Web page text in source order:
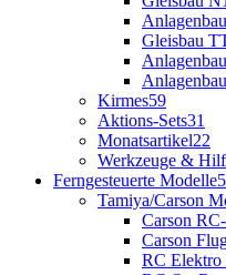
Gleisbau
Kirmes59
Aktions-Sets31
Monatsartikel22
Werkzeuge &
Ferngesteuerte Modelle
Tamiya/Carson
Carson
Carson
RC Elektro